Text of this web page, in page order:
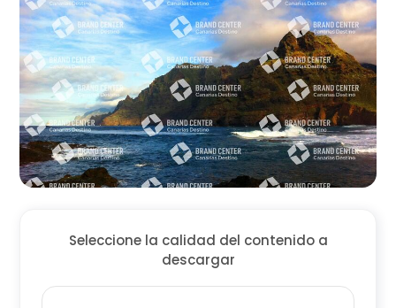
Seleccione la calidad del contenido a
descargar